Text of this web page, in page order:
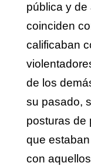
pública y
coinciden
calificaban
de los
su pasado,
posturas de
que
con